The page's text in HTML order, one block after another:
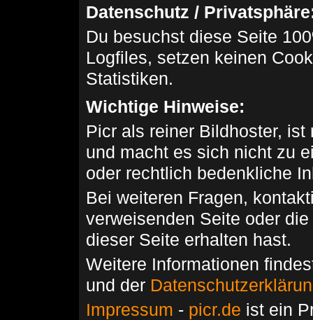
Datenschutz /
Du besuchst diese Seite
Logfiles, setzen keinen
Statistiken.
Wichtige Hinweise:
Picr als reiner Bildhoster,
und macht es sich nicht zu
oder rechtlich bedenkliche
Bei weiteren Fragen,
verweisenden Seite oder
dieser Seite erhalten hast.
Weitere Informationen
und der
Impressum - picr.de ist ein